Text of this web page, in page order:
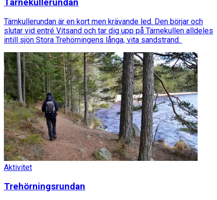
Tärnekullerundan
Tärnkullerundan är en kort men krävande led. Den börjar och
slutar vid entré Vitsand och tar dig upp på Tärnekullen alldeles
intill sjön Stora Trehörningens långa, vita sandstrand.
Aktivitet
Trehörningsrundan